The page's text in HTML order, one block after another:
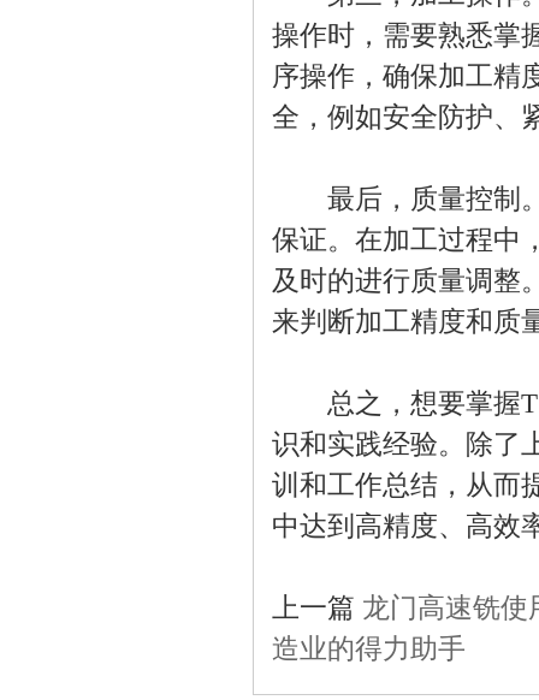
操作时，需要熟悉掌
序操作，确保加工精
全，例如安全防护、
最后，质量控制。
保证。在加工过程中
及时的进行质量调整
来判断加工精度和质
总之，想要掌握
识和实践经验。除了
训和工作总结，从而
中达到高精度、高效
上一篇 龙门高速铣使
造业的得力助手